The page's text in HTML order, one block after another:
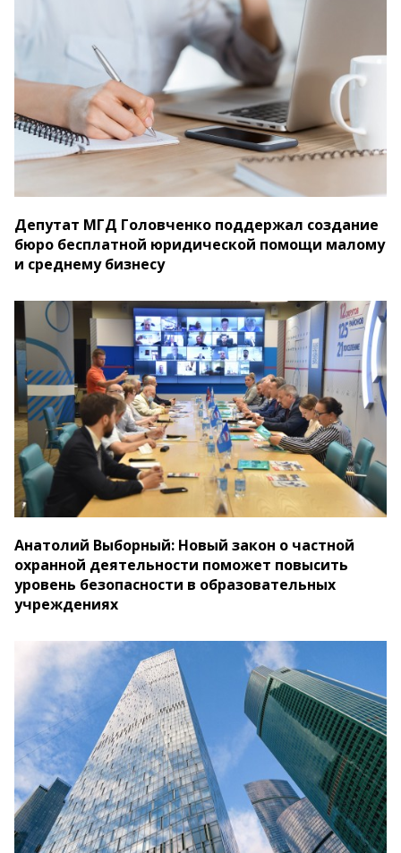
Депутат МГД Головченко поддержал создание
бюро бесплатной юридической помощи малому
и среднему бизнесу
Анатолий Выборный: Новый закон о частной
охранной деятельности поможет повысить
уровень безопасности в образовательных
учреждениях